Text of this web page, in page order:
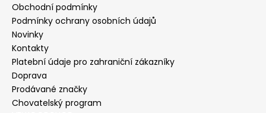
Obchodní podmínky
Podmínky ochrany osobních údajů
Novinky
Kontakty
Platební údaje pro zahraniční zákazníky
Doprava
Prodávané značky
Chovatelský program